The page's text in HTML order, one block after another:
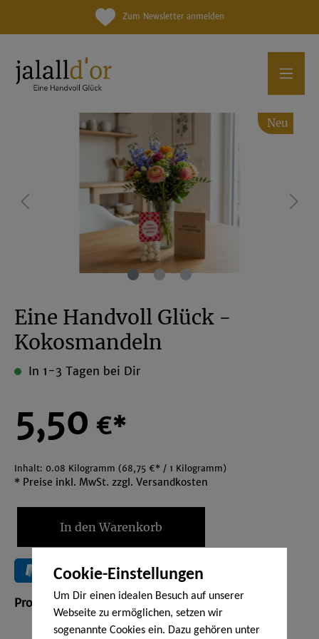
Zum Newsletter anmelden
Neu
Eine Handvoll Glück -
Kokosmandeln
In 1-3 Tagen bei Dir
5,50 €*
Inhalt: 0.08 Kilogramm (68,75 €* / 1 Kilogramm)
* Preise inkl. MwSt. zzgl. Versandkosten
In den Warenkorb
Produktnummer:SW1025
Cookie-Einstellungen
Um Dir einen idealen Besuch auf unserer
Webseite zu ermöglichen, setzen wir
sogenannte Cookies ein. Dazu gehören unter